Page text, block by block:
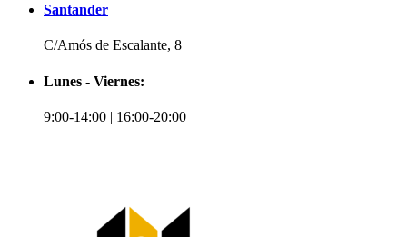
Santander
C/Amós de Escalante, 8
Lunes - Viernes:
9:00-14:00 | 16:00-20:00